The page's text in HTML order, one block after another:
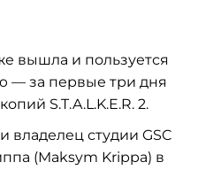
вышла и пользуется
— за первые три дня
S.T.A.L.K.E.R. 2.
владелец студии GSC
(Maksym Krippa) в